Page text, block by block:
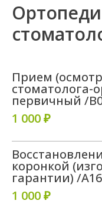
Прием
стоматолога-
первичный /
1 000 ₽
коронкой
гарантии) /
1 000 ₽